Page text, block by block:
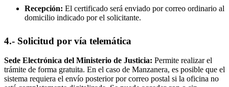
Recepción: El certificado será enviado por correo ordinario al
domicilio indicado por el solicitante.
4.- Solicitud por vía telemática
Sede Electrónica del Ministerio de Justicia: Permite realizar el
trámite de forma gratuita. En el caso de Manzanera, es posible que el
sistema requiera el envío posterior por correo postal si la oficina no